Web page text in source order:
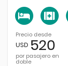
Precio desde
USD 520
por pasajero en
doble